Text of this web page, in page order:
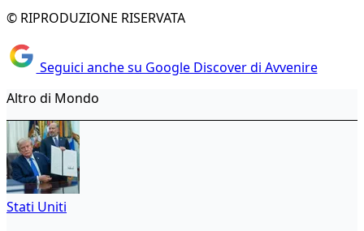
© RIPRODUZIONE RISERVATA
Seguici anche su Google Discover di Avvenire
Altro di Mondo
Stati Uniti